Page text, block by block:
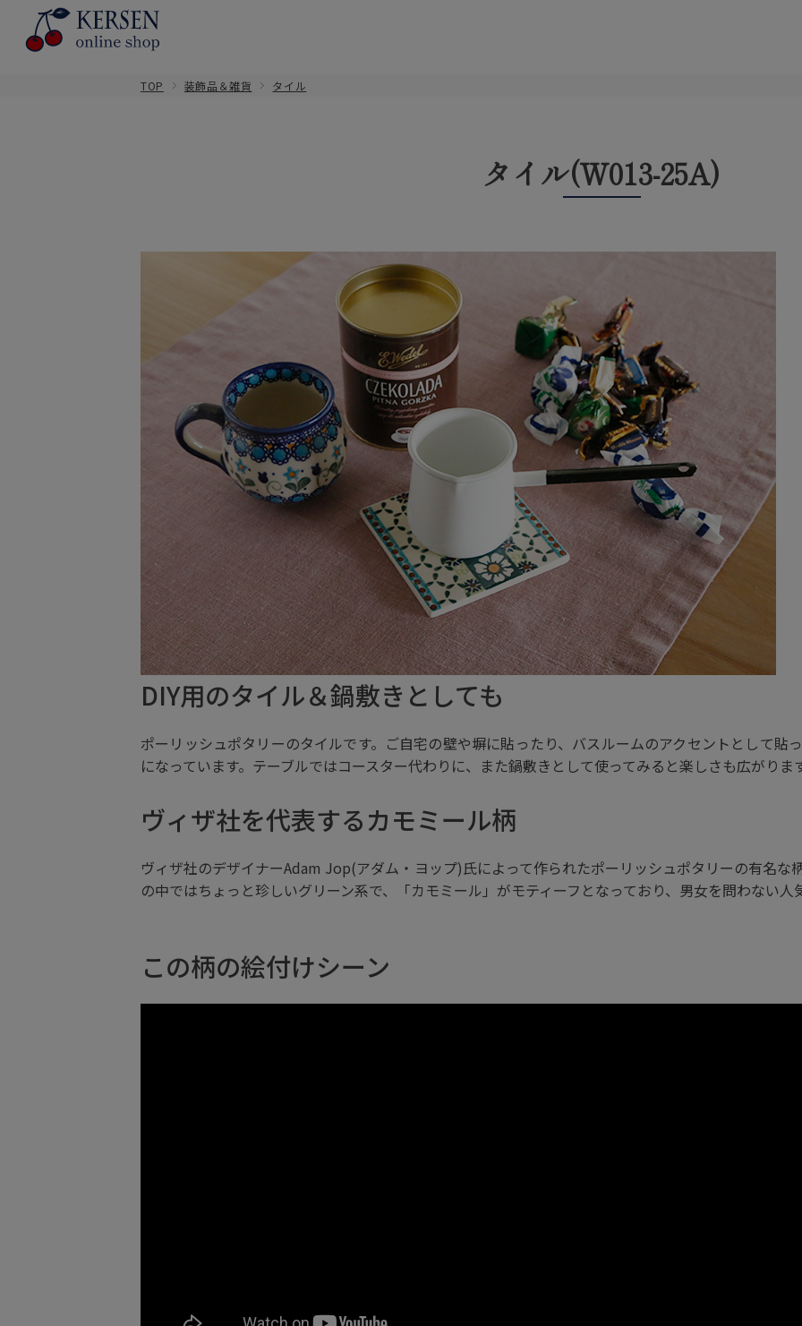
TOP 装飾品＆雑貨 タイル
タイル(W013-25A)
DIY用のタイル＆鍋敷きとしても
ポーリッシュポタリーのタイルです。ご自宅の壁や塀に貼ったり、バスルームのアクセントとして貼
になっています。テーブルではコースター代わりに、また鍋敷きとして使ってみると楽しさも広がりま
ヴィザ社を代表するカモミール柄
ヴィザ社のデザイナーAdam Jop(アダム・ヨップ)氏によって作られたポーリッシュポタリーの有名な
の中ではちょっと珍しいグリーン系で、「カモミール」がモティーフとなっており、男女を問わない人
この柄の絵付けシーン